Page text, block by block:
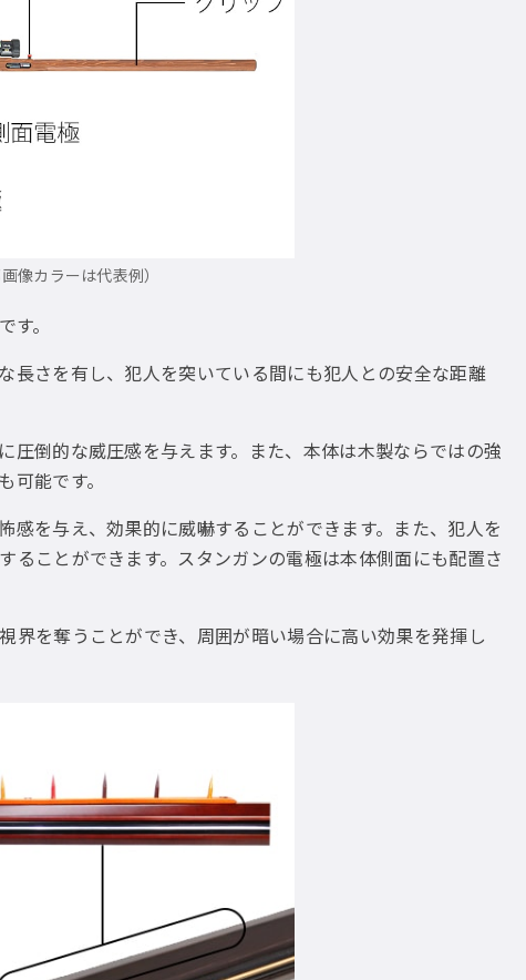
像カラーは代表例）
。
長さを有し、犯人を突いている間にも犯人との安全な距離
倒的な威圧感を与えます。また、本体は木製ならではの強
能です。
を与え、効果的に威嚇することができます。また、犯人を
ことができます。スタンガンの電極は本体側面にも配置さ
界を奪うことができ、周囲が暗い場合に高い効果を発揮し